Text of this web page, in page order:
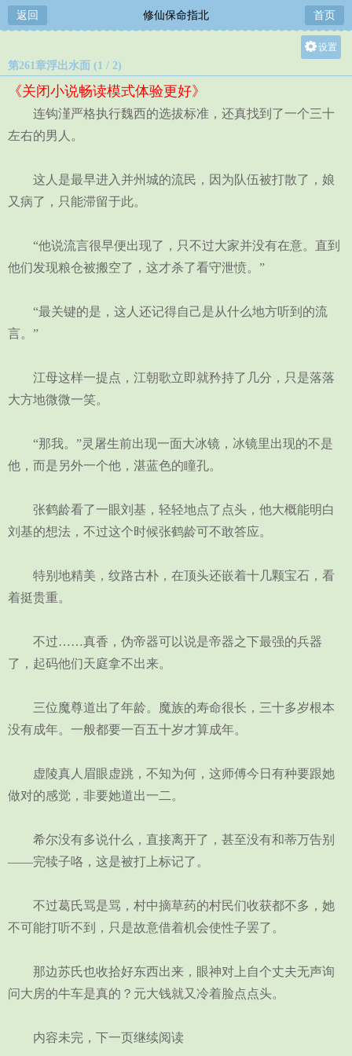
返回 修仙保命指北 首页
设置
中
第261章浮出水面 (1 / 2)
《关闭小说畅读模式体验更好》
连钩漌严格执行魏西的选拔标准，还真找到了一个三十
左右的男人。
这人是最早进入并州城的流民，因为队伍被打散了，娘
又病了，只能滞留于此。
“他说流言很早便出现了，只不过大家并没有在意。直到
他们发现粮仓被搬空了，这才杀了看守泄愤。”
“最关键的是，这人还记得自己是从什么地方听到的流
言。”
江母这样一提点，江朝歌立即就矜持了几分，只是落落
大方地微微一笑。
“那我。”灵屠生前出现一面大冰镜，冰镜里出现的不是
他，而是另外一个他，湛蓝色的瞳孔。
张鹤龄看了一眼刘基，轻轻地点了点头，他大概能明白
刘基的想法，不过这个时候张鹤龄可不敢答应。
特别地精美，纹路古朴，在顶头还嵌着十几颗宝石，看
着挺贵重。
不过……真香，伪帝器可以说是帝器之下最强的兵器
了，起码他们天庭拿不出来。
三位魔尊道出了年龄。魔族的寿命很长，三十多岁根本
没有成年。一般都要一百五十岁才算成年。
虚陵真人眉眼虚跳，不知为何，这师傅今日有种要跟她
做对的感觉，非要她道出一二。
希尔没有多说什么，直接离开了，甚至没有和蒂万告别
——完犊子咯，这是被打上标记了。
不过葛氏骂是骂，村中摘草药的村民们收获都不多，她
不可能打听不到，只是故意借着机会使性子罢了。
那边苏氏也收拾好东西出来，眼神对上自个丈夫无声询
问大房的牛车是真的？元大钱就又冷着脸点点头。
内容未完，下一页继续阅读